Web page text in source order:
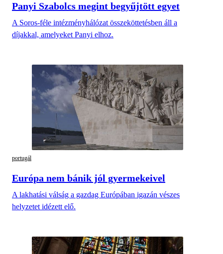
Panyi Szabolcs megint begyűjtött egyet
A Soros-féle intézményhálózat összeköttetésben áll a
díjakkal, amelyeket Panyi elhoz.
portugál
Európa nem bánik jól gyermekeivel
A lakhatási válság a gazdag Európában igazán vészes
helyzetet idézett elő.